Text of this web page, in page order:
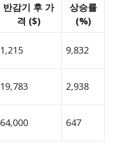
반감기 후 가
격 ($)
상승률
(%)
1,215 9,832
19,783 2,938
64,000 647